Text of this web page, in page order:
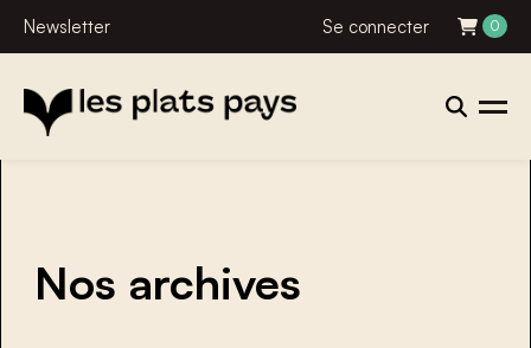
Newsletter Se connecter 0
Nos archives